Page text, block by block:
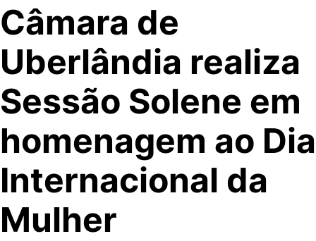
Câmara de
Uberlândia realiza
Sessão Solene em
homenagem ao Dia
Internacional da
Mulher